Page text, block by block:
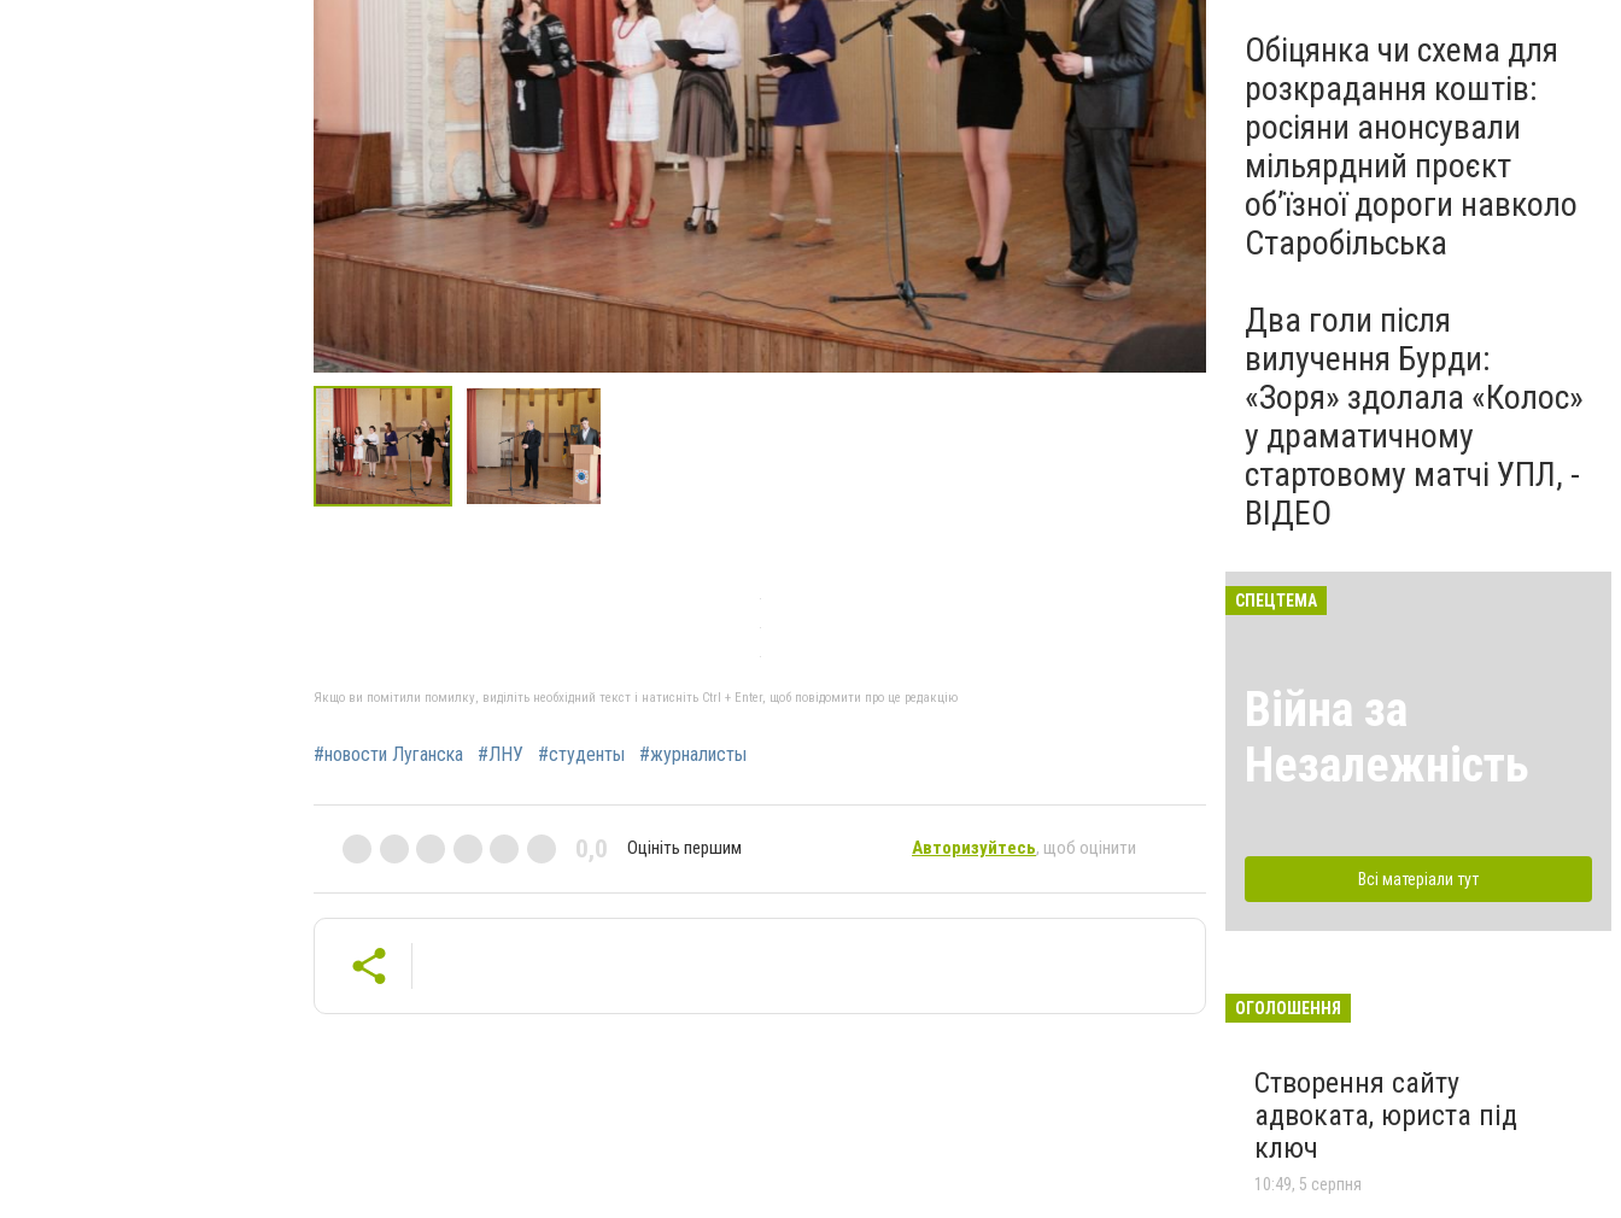
Якщо ви помітили помилку, виділіть необхідний текст і натисніть Ctrl + Enter, щоб повідомити про це редакцію
#новости Луганска #ЛНУ #студенты #журналисты
0,0 Оцініть першим Авторизуйтесь, щоб оцінити
Обіцянка чи схема для
розкрадання коштів:
росіяни анонсували
мільярдний проєкт
об’їзної дороги навколо
Старобільська
Два голи після
вилучення Бурди:
«Зоря» здолала «Колос»
у драматичному
стартовому матчі УПЛ, -
ВІДЕО
СПЕЦТЕМА
Війна за
Незалежність
Всі матеріали тут
ОГОЛОШЕННЯ
Створення сайту
адвоката, юриста під
ключ
10:49, 5 серпня